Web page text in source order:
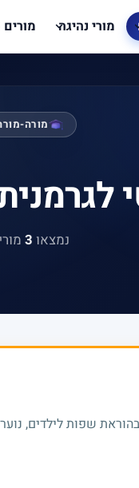
מורי נהיגה מורים
מורה-
נמצאו 3
שפות לילדים, נוער